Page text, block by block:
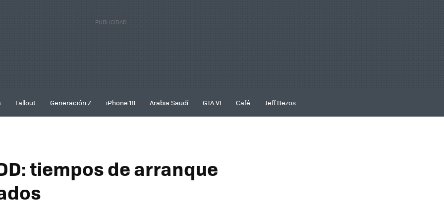
Fallout Generación Z iPhone 18 Arabia Saudí GTA VI Café Jeff Bezos
tiempos de arranque